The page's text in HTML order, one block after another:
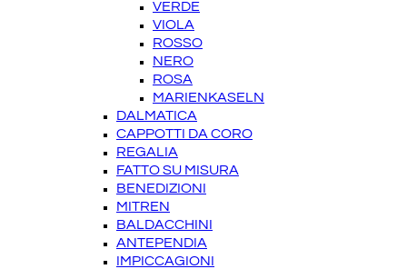
VERDE
VIOLA
ROSSO
NERO
ROSA
MARIENKASELN
DALMATICA
CAPPOTTI DA CORO
REGALIA
FATTO SU MISURA
BENEDIZIONI
MITREN
BALDACCHINI
ANTEPENDIA
IMPICCAGIONI